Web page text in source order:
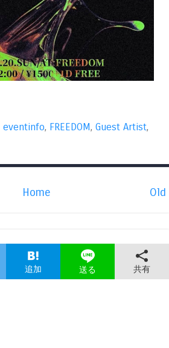
eventinfo, FREEDOM, Guest Artist,
Old
Home
追加 送る 共有